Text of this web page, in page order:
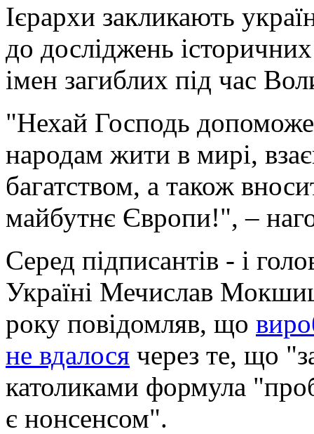
Ієрархи закликають
до досліджень
імен загиблих під час
"Нехай Господь
народам жити в мирі,
багатством, а також
майбутнє Європи!", –
Серед підписантів - і
Україні Мечислав
року повідомляв, що
не вдалося через те, що
католиками формула
є нонсенсом".